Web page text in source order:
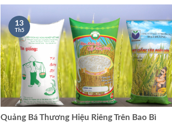
Quảng Bá Thương Hiệu Riêng Trên Bao Bì
13
Th5